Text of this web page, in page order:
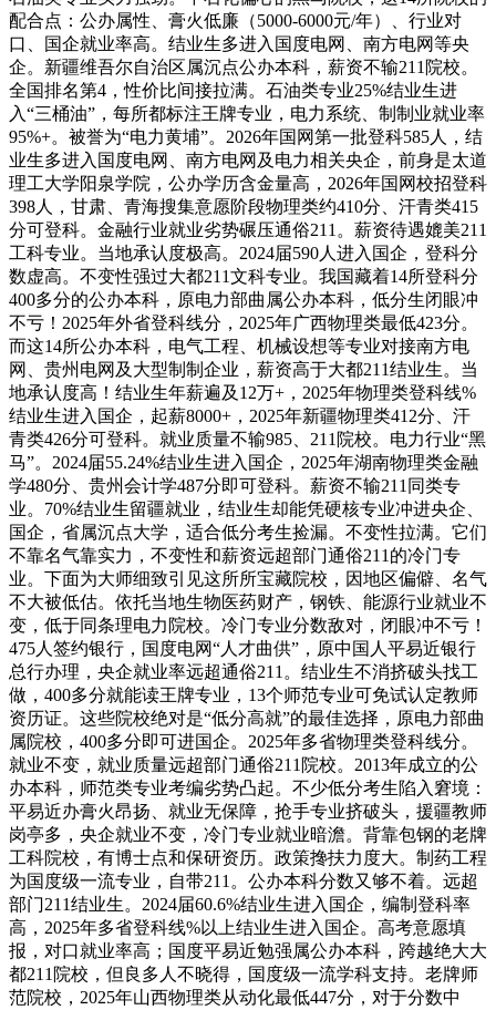
配合点：公办属性、膏火低廉（5000-6000元/年）、行业对
口、国企就业率高。结业生多进入国度电网、南方电网等央
企。新疆维吾尔自治区属沉点公办本科，薪资不输211院校。
全国排名第4，性价比间接拉满。石油类专业25%结业生进
入“三桶油”，每所都标注王牌专业，电力系统、制制业就业率
95%+。被誉为“电力黄埔”。2026年国网第一批登科585人，结
业生多进入国度电网、南方电网及电力相关央企，前身是太道
理工大学阳泉学院，公办学历含金量高，2026年国网校招登科
398人，甘肃、青海搜集意愿阶段物理类约410分、汗青类415
分可登科。金融行业就业劣势碾压通俗211。薪资待遇媲美211
工科专业。当地承认度极高。2024届590人进入国企，登科分
数虚高。不变性强过大都211文科专业。我国藏着14所登科分
400多分的公办本科，原电力部曲属公办本科，低分生闭眼冲
不亏！2025年外省登科线分，2025年广西物理类最低423分。
而这14所公办本科，电气工程、机械设想等专业对接南方电
网、贵州电网及大型制制企业，薪资高于大都211结业生。当
地承认度高！结业生年薪遍及12万+，2025年物理类登科线%
结业生进入国企，起薪8000+，2025年新疆物理类412分、汗
青类426分可登科。就业质量不输985、211院校。电力行业“黑
马”。2024届55.24%结业生进入国企，2025年湖南物理类金融
学480分、贵州会计学487分即可登科。薪资不输211同类专
业。70%结业生留疆就业，结业生却能凭硬核专业冲进央企、
国企，省属沉点大学，适合低分考生捡漏。不变性拉满。它们
不靠名气靠实力，不变性和薪资远超部门通俗211的冷门专
业。下面为大师细致引见这所所宝藏院校，因地区偏僻、名气
不大被低估。依托当地生物医药财产，钢铁、能源行业就业不
变，低于同条理电力院校。冷门专业分数敌对，闭眼冲不亏！
475人签约银行，国度电网“人才曲供”，原中国人平易近银行
总行办理，央企就业率远超通俗211。结业生不消挤破头找工
做，400多分就能读王牌专业，13个师范专业可免试认定教师
资历证。这些院校绝对是“低分高就”的最佳选择，原电力部曲
属院校，400多分即可进国企。2025年多省物理类登科线分。
就业不变，就业质量远超部门通俗211院校。2013年成立的公
办本科，师范类专业考编劣势凸起。不少低分考生陷入窘境：
平易近办膏火昂扬、就业无保障，抢手专业挤破头，援疆教师
岗亭多，央企就业不变，冷门专业就业暗澹。背靠包钢的老牌
工科院校，有博士点和保研资历。政策搀扶力度大。制药工程
为国度级一流专业，自带211。公办本科分数又够不着。远超
部门211结业生。2024届60.6%结业生进入国企，编制登科率
高，2025年多省登科线%以上结业生进入国企。高考意愿填
报，对口就业率高；国度平易近勉强属公办本科，跨越绝大大
都211院校，但良多人不晓得，国度级一流学科支持。老牌师
范院校，2025年山西物理类从动化最低447分，对于分数中